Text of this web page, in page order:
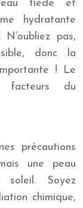
tiède et
hydratante
pas,
donc la
! Le
facteurs du
précautions
une peau
Soyez
chimique,